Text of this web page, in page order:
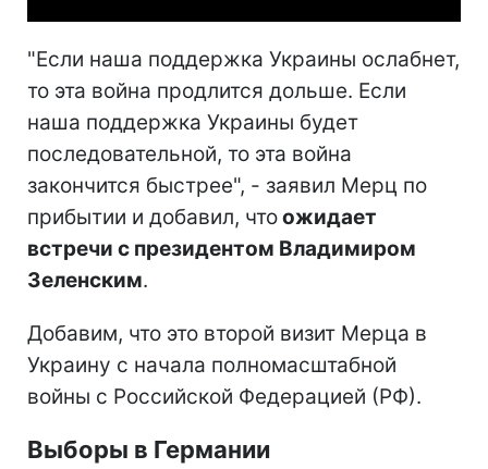
"Если наша поддержка Украины ослабнет,
то эта война продлится дольше. Если
наша поддержка Украины будет
последовательной, то эта война
закончится быстрее", - заявил Мерц по
прибытии и добавил, чтоожидает
встречи с президентом Владимиром
Зеленским.
Добавим, что это второй визит Мерца в
Украину с начала полномасштабной
войны с Российской Федерацией (РФ).
Выборы в Германии